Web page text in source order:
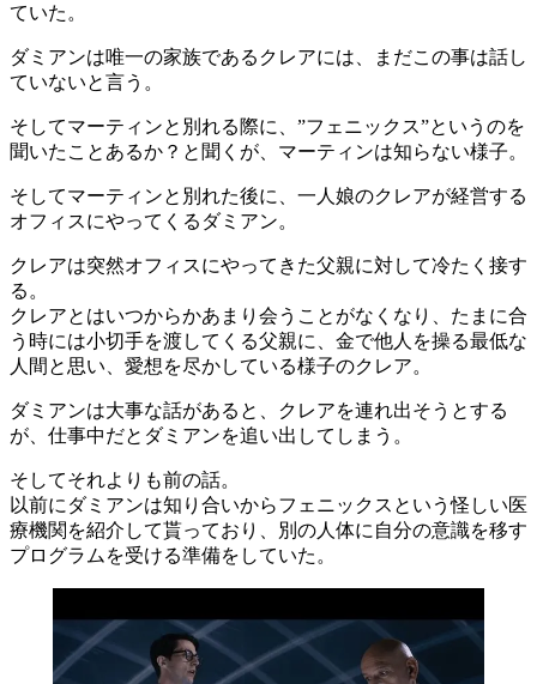
ていた。
ダミアンは唯一の家族であるクレアには、まだこの事は話し
ていないと言う。
そしてマーティンと別れる際に、”フェニックス”というのを
聞いたことあるか？と聞くが、マーティンは知らない様子。
そしてマーティンと別れた後に、一人娘のクレアが経営する
オフィスにやってくるダミアン。
クレアは突然オフィスにやってきた父親に対して冷たく接す
る。
クレアとはいつからかあまり会うことがなくなり、たまに合
う時には小切手を渡してくる父親に、金で他人を操る最低な
人間と思い、愛想を尽かしている様子のクレア。
ダミアンは大事な話があると、クレアを連れ出そうとする
が、仕事中だとダミアンを追い出してしまう。
そしてそれよりも前の話。
以前にダミアンは知り合いからフェニックスという怪しい医
療機関を紹介して貰っており、別の人体に自分の意識を移す
プログラムを受ける準備をしていた。